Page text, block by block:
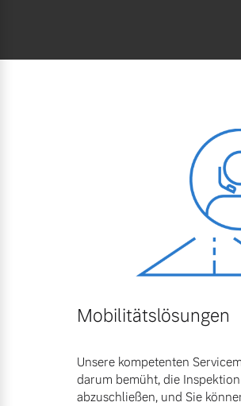
Mobilitätslösungen
Unsere kompetenten
darum bemüht, die
abzuschließen, und Sie